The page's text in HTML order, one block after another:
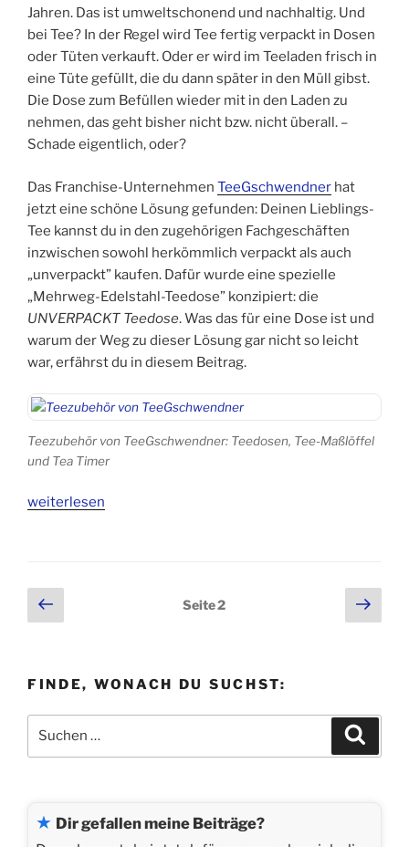
Jahren. Das ist umweltschonend und nachhaltig. Und
bei Tee? In der Regel wird Tee fertig verpackt in Dosen
oder Tüten verkauft. Oder er wird im Teeladen frisch in
eine Tüte gefüllt, die du dann später in den Müll gibst.
Die Dose zum Befüllen wieder mit in den Laden zu
nehmen, das geht bisher nicht bzw. nicht überall. –
Schade eigentlich, oder?
Das Franchise-Unternehmen TeeGschwendner hat
jetzt eine schöne Lösung gefunden: Deinen Lieblings-
Tee kannst du in den zugehörigen Fachgeschäften
inzwischen sowohl herkömmlich verpackt als auch
„unverpackt” kaufen. Dafür wurde eine spezielle
„Mehrweg-Edelstahl-Teedose” konzipiert: die
UNVERPACKT Teedose. Was das für eine Dose ist und
warum der Weg zu dieser Lösung gar nicht so leicht
war, erfährst du in diesem Beitrag.
Teezubehör von TeeGschwendner: Teedosen, Tee-Maßlöffel
und Tea Timer
„Unverpackt:
Teedose
als
weiterlesen
Seitennummerierung
der
Vorherige
Seite
Seite2
FINDE, WONACH DU SUCHST:
Suchen
★ Dir gefallen meine Beiträge?